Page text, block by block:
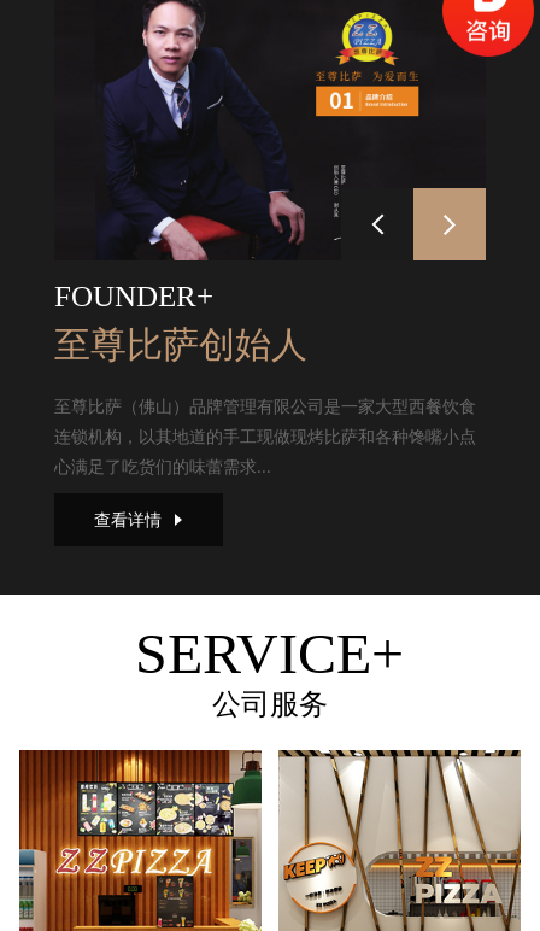
FOUNDER+
至尊比萨创始人
至尊比萨（佛山）品牌管理有限公司是一家大型西餐饮食
连锁机构，以其地道的手工现做现烤比萨和各种馋嘴小点
心满足了吃货们的味蕾需求...
查看详情
SERVICE+
公司服务